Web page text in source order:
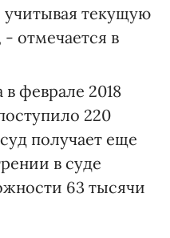
текущую
- отмечается в
в феврале 2018
220
получает еще
в суде
63 тысячи